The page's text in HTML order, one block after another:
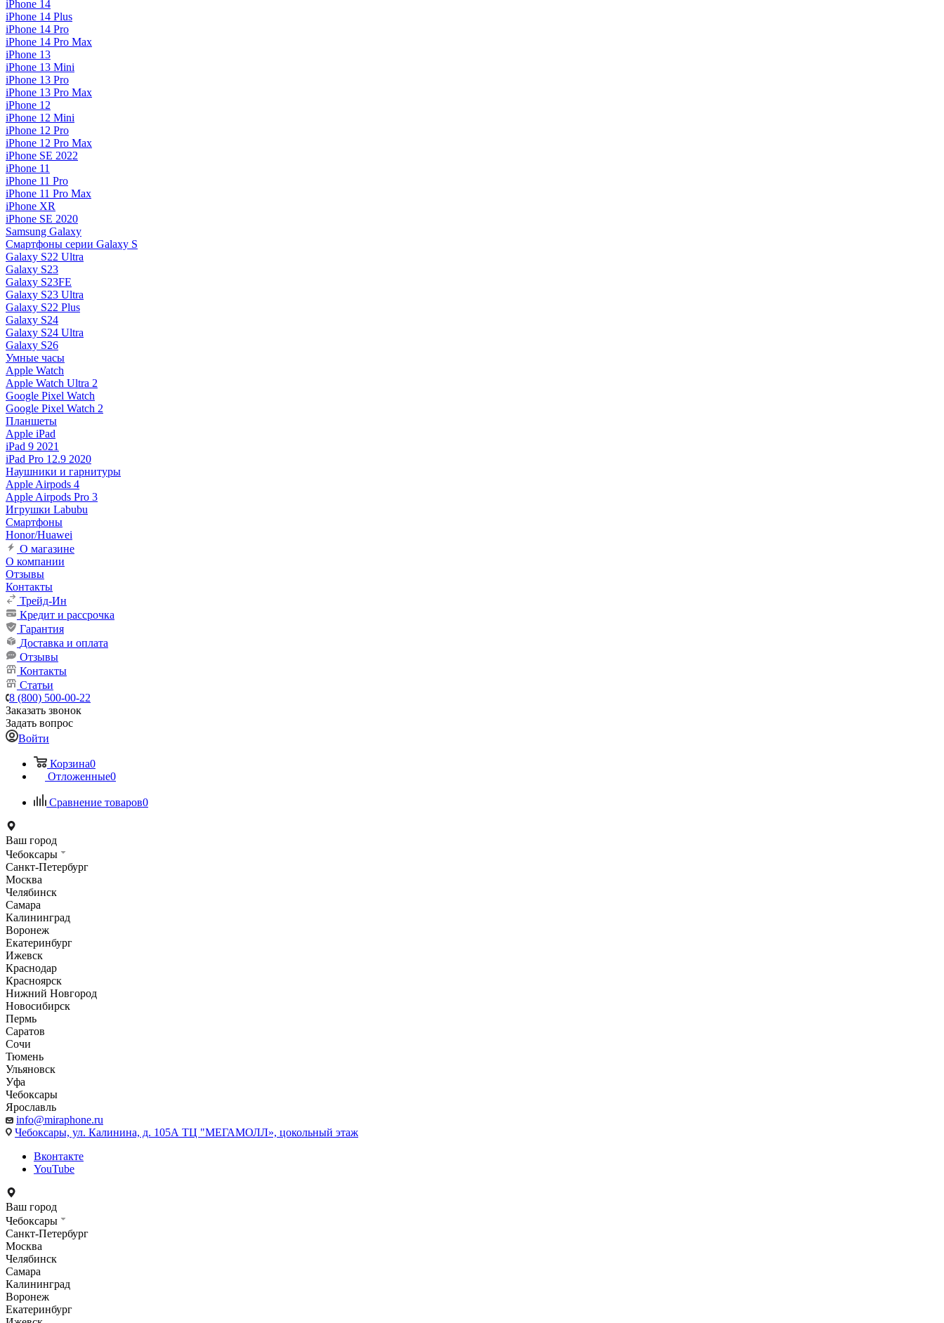
iPhone 14
iPhone 14 Plus
iPhone 14 Pro
iPhone 14 Pro Max
iPhone 13
iPhone 13 Mini
iPhone 13 Pro
iPhone 13 Pro Max
iPhone 12
iPhone 12 Mini
iPhone 12 Pro
iPhone 12 Pro Max
iPhone SE 2022
iPhone 11
iPhone 11 Pro
iPhone 11 Pro Max
iPhone XR
iPhone SE 2020
Samsung Galaxy
Смартфоны серии Galaxy S
Galaxy S22 Ultra
Galaxy S23
Galaxy S23FE
Galaxy S23 Ultra
Galaxy S22 Plus
Galaxy S24
Galaxy S24 Ultra
Galaxy S26
Умные часы
Apple Watch
Apple Watch Ultra 2
Google Pixel Watch
Google Pixel Watch 2
Планшеты
Apple iPad
iPad 9 2021
iPad Pro 12.9 2020
Наушники и гарнитуры
Apple Airpods 4
Apple Airpods Pro 3
Игрушки Labubu
Смартфоны
Honor/Huawei
О магазине
О компании
Отзывы
Контакты
Трейд-Ин
Кредит и рассрочка
Гарантия
Доставка и оплата
Отзывы
Контакты
Статьи
8 (800) 500-00-22
Заказать звонок
Задать вопрос
Войти
Корзина0
Отложенные0
Сравнение товаров0
Ваш город
Чебоксары
Санкт-Петербург
Москва
Челябинск
Самара
Калининград
Воронеж
Екатеринбург
Ижевск
Краснодар
Красноярск
Нижний Новгород
Новосибирск
Пермь
Саратов
Сочи
Тюмень
Ульяновск
Уфа
Чебоксары
Ярославль
info@miraphone.ru
Чебоксары, ул. Калинина, д. 105А ТЦ "МЕГАМОЛЛ», цокольный этаж
Вконтакте
YouTube
Ваш город
Чебоксары
Санкт-Петербург
Москва
Челябинск
Самара
Калининград
Воронеж
Екатеринбург